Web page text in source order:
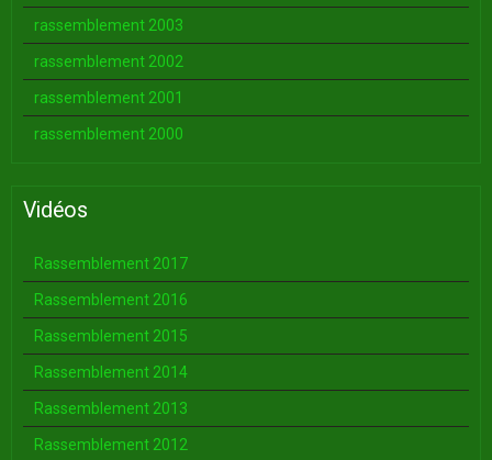
rassemblement 2003
rassemblement 2002
rassemblement 2001
rassemblement 2000
Vidéos
Rassemblement 2017
Rassemblement 2016
Rassemblement 2015
Rassemblement 2014
Rassemblement 2013
Rassemblement 2012